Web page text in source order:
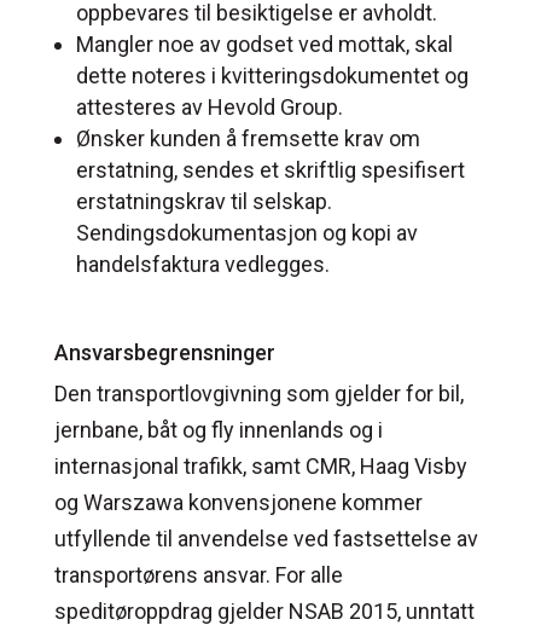
oppbevares til besiktigelse er avholdt.
Mangler noe av godset ved mottak, skal
dette noteres i kvitteringsdokumentet og
attesteres av Hevold Group.
Ønsker kunden å fremsette krav om
erstatning, sendes et skriftlig spesifisert
erstatningskrav til selskap.
Sendingsdokumentasjon og kopi av
handelsfaktura vedlegges.
Ansvarsbegrensninger
Den transportlovgivning som gjelder for bil,
jernbane, båt og fly innenlands og i
internasjonal trafikk, samt CMR, Haag Visby
og Warszawa konvensjonene kommer
utfyllende til anvendelse ved fastsettelse av
transportørens ansvar. For alle
speditøroppdrag gjelder NSAB 2015, unntatt